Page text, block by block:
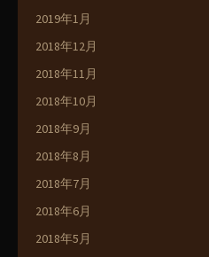
2019年1月
2018年12月
2018年11月
2018年10月
2018年9月
2018年8月
2018年7月
2018年6月
2018年5月